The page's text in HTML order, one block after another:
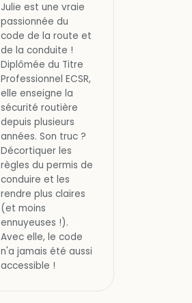
Julie est une vraie
passionnée du
code de la route et
de la conduite !
Diplômée du Titre
Professionnel ECSR,
elle enseigne la
sécurité routière
depuis plusieurs
années. Son truc ?
Décortiquer les
règles du permis de
conduire et les
rendre plus claires
(et moins
ennuyeuses !).
Avec elle, le code
n'a jamais été aussi
accessible !